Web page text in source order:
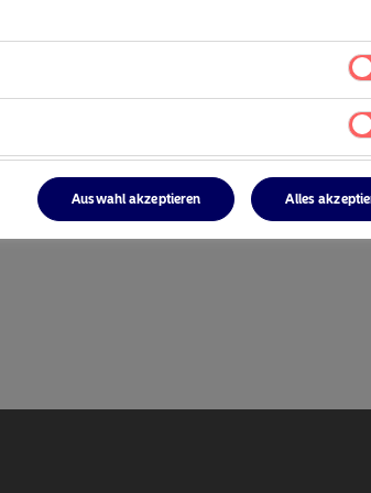
Auswahl akzeptieren Alles